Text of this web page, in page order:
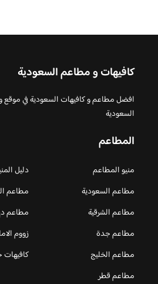
كافيهات و مطاعم السعودية
افضل مطاعم و كافيهات السعودية في موقع
السعودية
المطاعم
منيو المطاعم
دليل
مطاعم السعودية
مطاعم
مطاعم الشرقية
مطاعم
مطاعم جدة
زووم
مطاعم الخليج
مطاعم قطر